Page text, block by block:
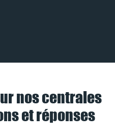
nos centrales
et réponses